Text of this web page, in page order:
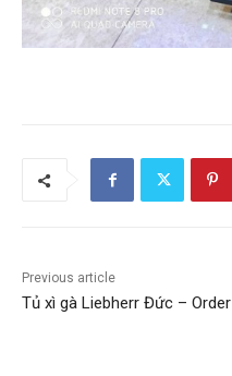
Previous article
Tủ xì gà Liebherr Đức – Order